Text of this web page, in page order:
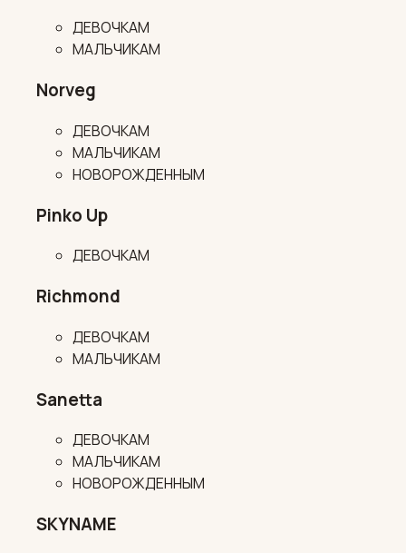
ДЕВОЧКАМ
МАЛЬЧИКАМ
Norveg
ДЕВОЧКАМ
МАЛЬЧИКАМ
НОВОРОЖДЕННЫМ
Pinko Up
ДЕВОЧКАМ
Richmond
ДЕВОЧКАМ
МАЛЬЧИКАМ
Sanetta
ДЕВОЧКАМ
МАЛЬЧИКАМ
НОВОРОЖДЕННЫМ
SKYNAME